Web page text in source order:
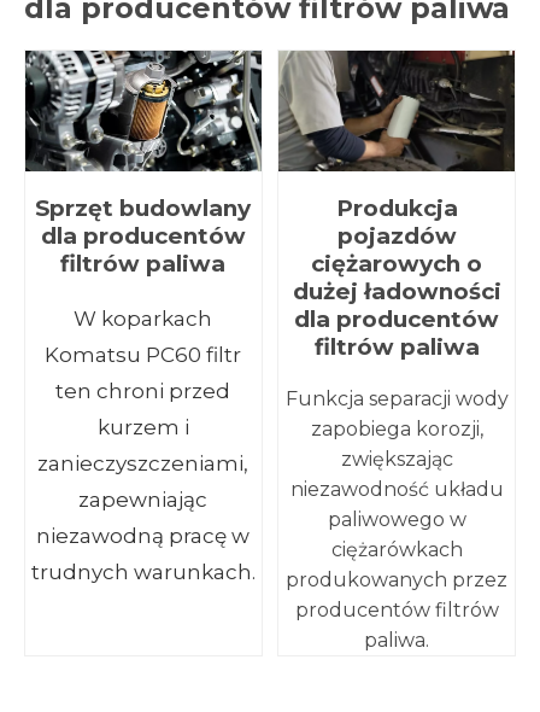
dla producentów filtrów paliwa
Sprzęt budowlany
dla producentów
filtrów paliwa
W koparkach
Komatsu PC60 filtr
ten chroni przed
kurzem i
zanieczyszczeniami,
zapewniając
niezawodną pracę w
trudnych warunkach.
Produkcja
pojazdów
ciężarowych o
dużej ładowności
dla producentów
filtrów paliwa
Funkcja separacji wody
zapobiega korozji,
zwiększając
niezawodność układu
paliwowego w
ciężarówkach
produkowanych przez
producentów filtrów
paliwa.